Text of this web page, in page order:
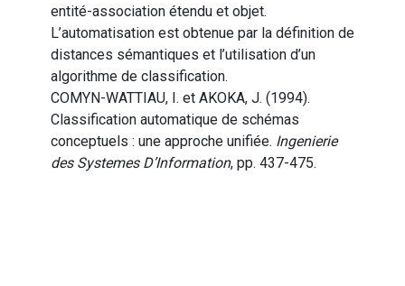
entité-association étendu et objet.
L’automatisation est obtenue par la définition de
distances sémantiques et l’utilisation d’un
algorithme de classification.
COMYN-WATTIAU, I. et AKOKA, J. (1994).
Classification automatique de schémas
conceptuels : une approche unifiée. Ingenierie
des Systemes D’Information, pp. 437-475.